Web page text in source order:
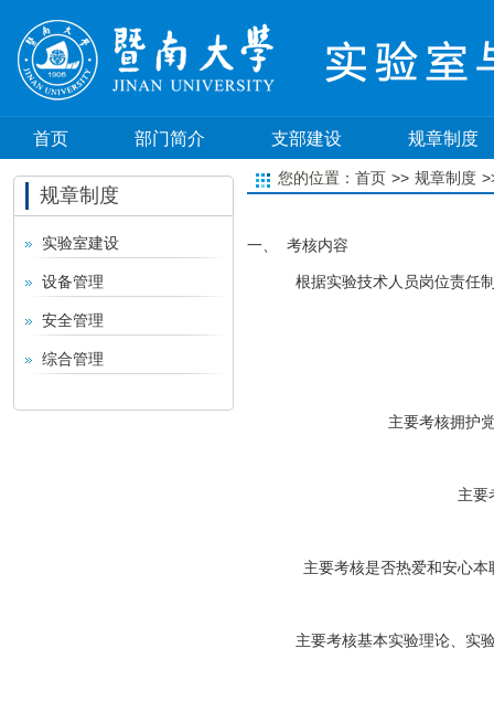
首页 部门简介 支部建设 规章制度
规章制度
实验室建设
设备管理
安全管理
综合管理
您的位置： 首页 >> 规章制度
一、 考核内容
根据实验技术人员岗位责任
主要考核拥护
主要
主要考核是否热爱和安心
主要考核基本实验理论、实